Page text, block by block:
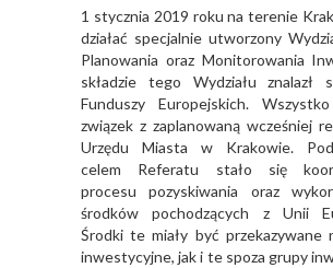
1 stycznia 2019 roku na terenie
działać specjalnie utworzony
Planowania oraz Monitorowania
składzie tego Wydziału znalazł
Funduszy Europejskich.
związek z zaplanowaną wcześniej
Urzędu Miasta w Krakowie.
celem Referatu stało się
procesu pozyskiwania oraz
środków pochodzących z Unii
Środki te miały być przekazywane
inwestycyjne, jak i te spoza grupy